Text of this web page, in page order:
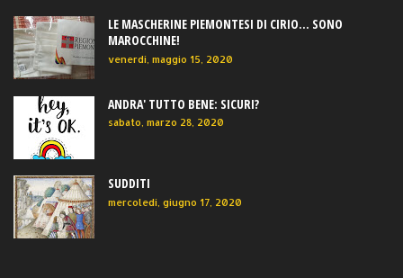
LE MASCHERINE PIEMONTESI DI CIRIO... SONO
MAROCCHINE!
venerdì, maggio 15, 2020
ANDRA' TUTTO BENE: SICURI?
sabato, marzo 28, 2020
SUDDITI
mercoledì, giugno 17, 2020